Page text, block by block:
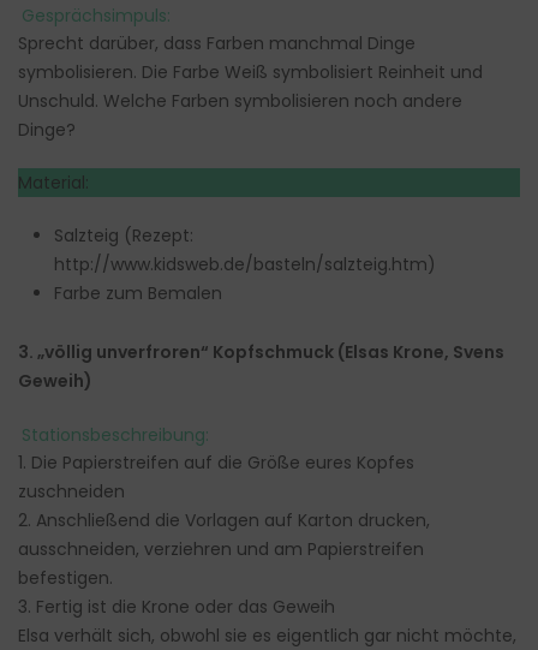
Gesprächsimpuls:
Sprecht darüber, dass Farben manchmal Dinge
symbolisieren. Die Farbe Weiß symbolisiert Reinheit und
Unschuld. Welche Farben symbolisieren noch andere
Dinge?
Material:
Salzteig (Rezept:
http://www.kidsweb.de/basteln/salzteig.htm)
Farbe zum Bemalen
3. „völlig unverfroren“ Kopfschmuck (Elsas Krone, Svens
Geweih)
Stationsbeschreibung:
1. Die Papierstreifen auf die Größe eures Kopfes
zuschneiden
2. Anschließend die Vorlagen auf Karton drucken,
ausschneiden, verziehren und am Papierstreifen
befestigen.
3. Fertig ist die Krone oder das Geweih
Elsa verhält sich, obwohl sie es eigentlich gar nicht möchte,